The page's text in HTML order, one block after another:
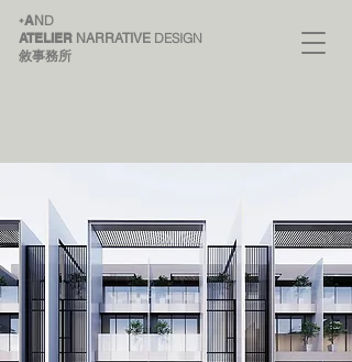
+AN D
ATELIER NARRATIVE DESIGN
敘事務所